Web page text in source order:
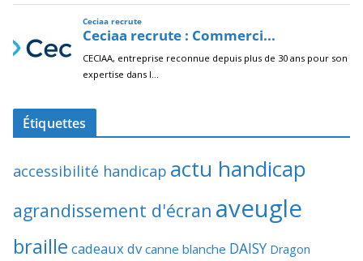
Étiquettes
accessibilité handicap actu handicap
agrandissement d'écran aveugle
braille cadeaux dv canne blanche DAISY Dragon